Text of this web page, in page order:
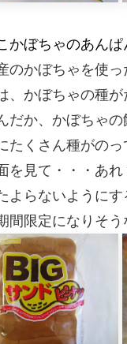
こかぼちゃの
のかぼちゃを使っ
、かぼちゃの種が
だか、かぼちゃの
たくさん種がの
を見て・・・あ
よらないようにす
間限定になりそう